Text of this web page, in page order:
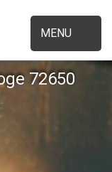
MENU
72650